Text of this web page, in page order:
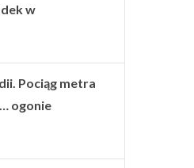
w
Pociąg metra
ogonie